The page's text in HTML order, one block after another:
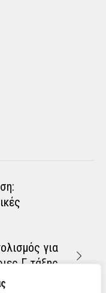
για
Γ τάξης